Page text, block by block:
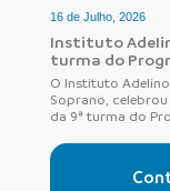
16 de Julho, 2026
Instituto
turma do
O Instituto
Soprano,
da 9ª turma do